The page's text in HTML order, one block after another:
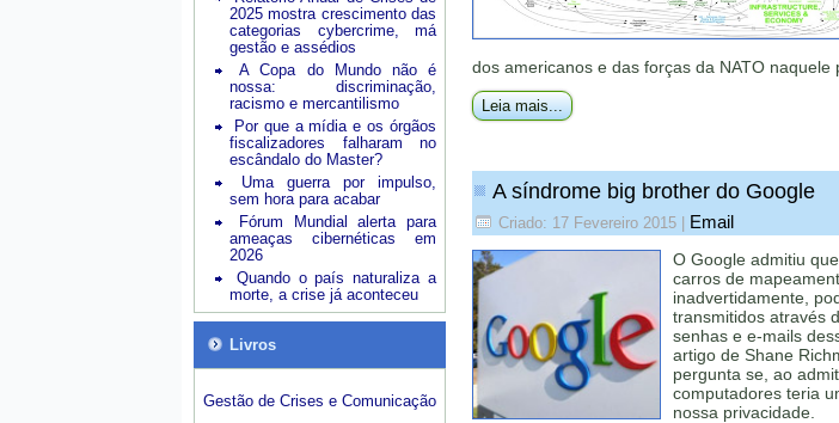
2025 mostra crescimento das
categorias cybercrime, má
gestão e assédios
A Copa do Mundo não é
nossa: discriminação,
racismo e mercantilismo
Por que a mídia e os órgãos
fiscalizadores falharam no
escândalo do Master?
Uma guerra por impulso,
sem hora para acabar
Fórum Mundial alerta para
ameaças cibernéticas em
2026
Quando o país naturaliza a
morte, a crise já aconteceu
Livros
Gestão de Crises e Comunicação
dos americanos e das forças da NATO naquele
Leia mais...
A síndrome big brother do Google
Criado: 17 Fevereiro 2015 Email
O Google admitiu
carros de
inadvertidamente,
transmitidos através
senhas e e-mails
artigo de Shane
pergunta se, ao
computadores teria
nossa privacidade.